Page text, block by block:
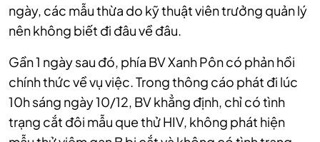
ngày, các mẫu thừa do kỹ thuật viên trưởng quản lý
nên không biết đi đâu về đâu.
Gần 1 ngày sau đó, phía BV Xanh Pôn có phản hồi
chính thức về vụ việc. Trong thông cáo phát đi lúc
10h sáng ngày 10/12, BV khẳng định, chỉ có tình
trạng cắt đôi mẫu que thử HIV, không phát hiện